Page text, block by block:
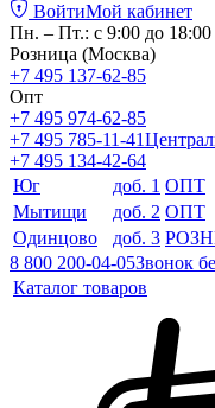
ВойтиМой кабинет
Пн. – Пт.: с 9:00 до 18:00
Розница (Москва)
+7 495 137-62-85
Опт
+7 495 974-62-85
+7 495 785-11-41
+7 495 134-42-64
Юг
доб. 1 ОПТ
Мытищи
доб. 2 ОПТ
Одинцово
доб. 3
8 800 200-04-05Звонок
Каталог товаров